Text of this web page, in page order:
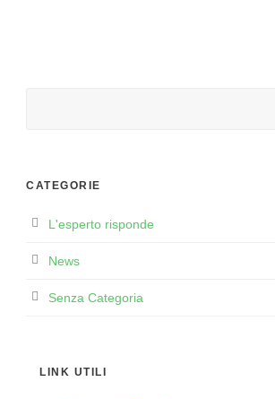
CATEGORIE
L'esperto risponde
News
Senza Categoria
LINK UTILI